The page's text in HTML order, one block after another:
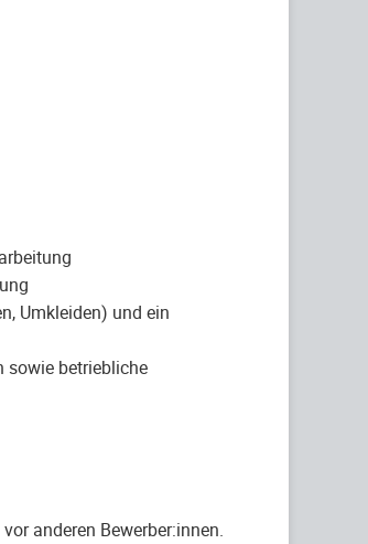
Umkleiden) und ein
sowie betriebliche
anderen Bewerber:innen.